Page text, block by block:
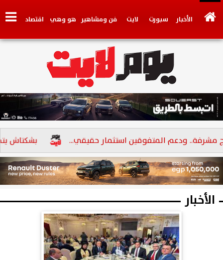
الأخبار سبورت لايت فن ومشاهير هو وهي اقتصاد
وجهات نظر فيديو سيارات
بشكتاش ودعم المتفوقين استثمار حقيقي...
الأخبار